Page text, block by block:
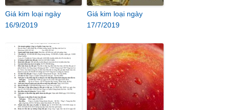
Giá kim loại ngày
16/9/2019
Giá kim loại ngày
17/7/2019